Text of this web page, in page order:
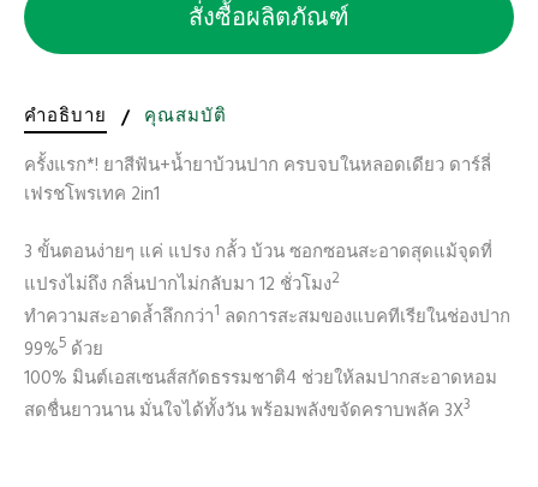
สั่งซื้อผลิตภัณฑ์
คำอธิบาย / คุณสมบัติ
ครั้งแรก*! ยาสีฟัน+น้ำยาบ้วนปาก ครบจบในหลอดเดียว ดาร์ลี่
เฟรชโพรเทค 2in1
3 ขั้นตอนง่ายๆ แค่ แปรง กลั้ว บ้วน ซอกซอนสะอาดสุดแม้จุดที่
แปรงไม่ถึง กลิ่นปากไม่กลับมา 12 ชั่วโมง2
ทำความสะอาดล้ำลึกกว่า1 ลดการสะสมของแบคทีเรียในช่องปาก
99%5 ด้วย
100% มินต์เอสเซนส์สกัดธรรมชาติ4 ช่วยให้ลมปากสะอาดหอม
สดชื่นยาวนาน มั่นใจได้ทั้งวัน พร้อมพลังขจัดคราบพลัค 3X3